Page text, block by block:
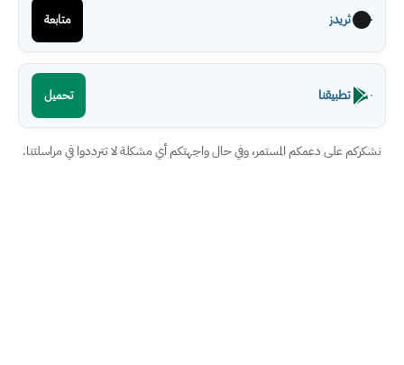
ثريدز متابعة
تطبيقنا تحميل
نشكركم على دعمكم المستمر، وفي حال واجهتكم أي مشكلة لا تترددوا في مراسلتنا.